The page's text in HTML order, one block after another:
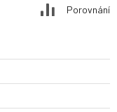
Porovnání